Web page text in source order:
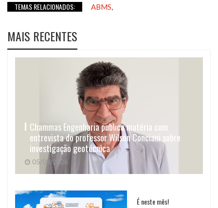
TEMAS RELACIONADOS: ABMS
MAIS RECENTES
Chammas Engenharia publica matéria com
entrevista do professor Wilson Conciani sobre
investigação geotécnica
05/08/2026
É neste mês!